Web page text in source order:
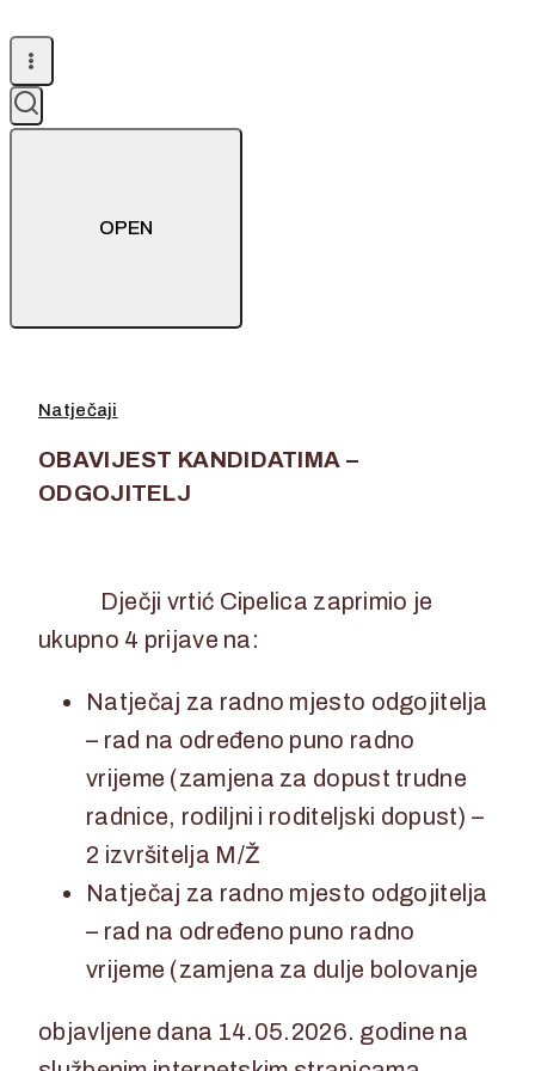
OPEN
Natječaji
OBAVIJEST KANDIDATIMA –
ODGOJITELJ
Dječji vrtić Cipelica zaprimio je
ukupno 4 prijave na:
Natječaj za radno mjesto odgojitelja
– rad na određeno puno radno
vrijeme (zamjena za dopust trudne
radnice, rodiljni i roditeljski dopust) –
2 izvršitelja M/Ž
Natječaj za radno mjesto odgojitelja
– rad na određeno puno radno
vrijeme (zamjena za dulje bolovanje
objavljene dana 14.05.2026. godine na